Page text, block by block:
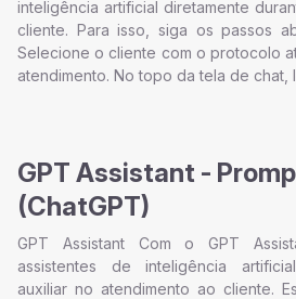
inteligência artificial diretamente
cliente. Para isso, siga os passos
Selecione o cliente com o protocolo
atendimento. No topo da tela de chat,
GPT Assistant -
(ChatGPT)
GPT Assistant Com o GPT
assistentes de inteligência
auxiliar no atendimento ao cliente.